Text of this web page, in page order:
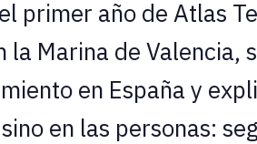
primer año de Atlas
la Marina de
en España y
en las personas: